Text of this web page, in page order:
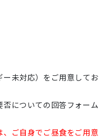
ー未対応）をご用意してお
否についての回答フォーム
ご自身でご昼食をご用意